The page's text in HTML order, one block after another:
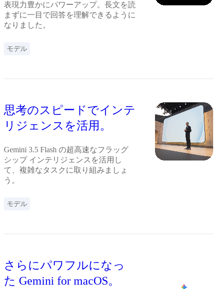
表現力豊かにパワーアップ。長文を読
まずに一目で回答を理解できるように
なりました。
モデル
思考のスピードでインテ
リジェンスを活用。
Gemini 3.5 Flash の超高速なフラッグ
シップ インテリジェンスを活用し
て、複雑なタスクに取り組みましょ
う。
モデル
さらにパワフルになっ
た Gemini for macOS。